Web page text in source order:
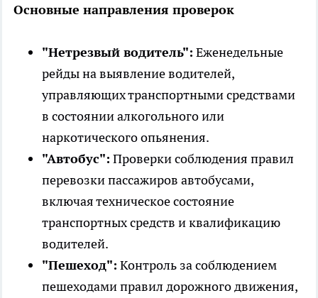
Основные направления проверок
"Нетрезвый водитель": Еженедельные
рейды на выявление водителей,
управляющих транспортными средствами
в состоянии алкогольного или
наркотического опьянения.
"Автобус": Проверки соблюдения правил
перевозки пассажиров автобусами,
включая техническое состояние
транспортных средств и квалификацию
водителей.
"Пешеход": Контроль за соблюдением
пешеходами правил дорожного движения,